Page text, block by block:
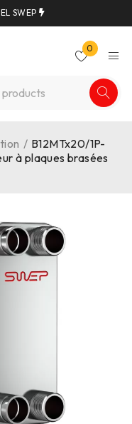
SWEP
0
/ B12MTx20/1P-
à plaques brasées